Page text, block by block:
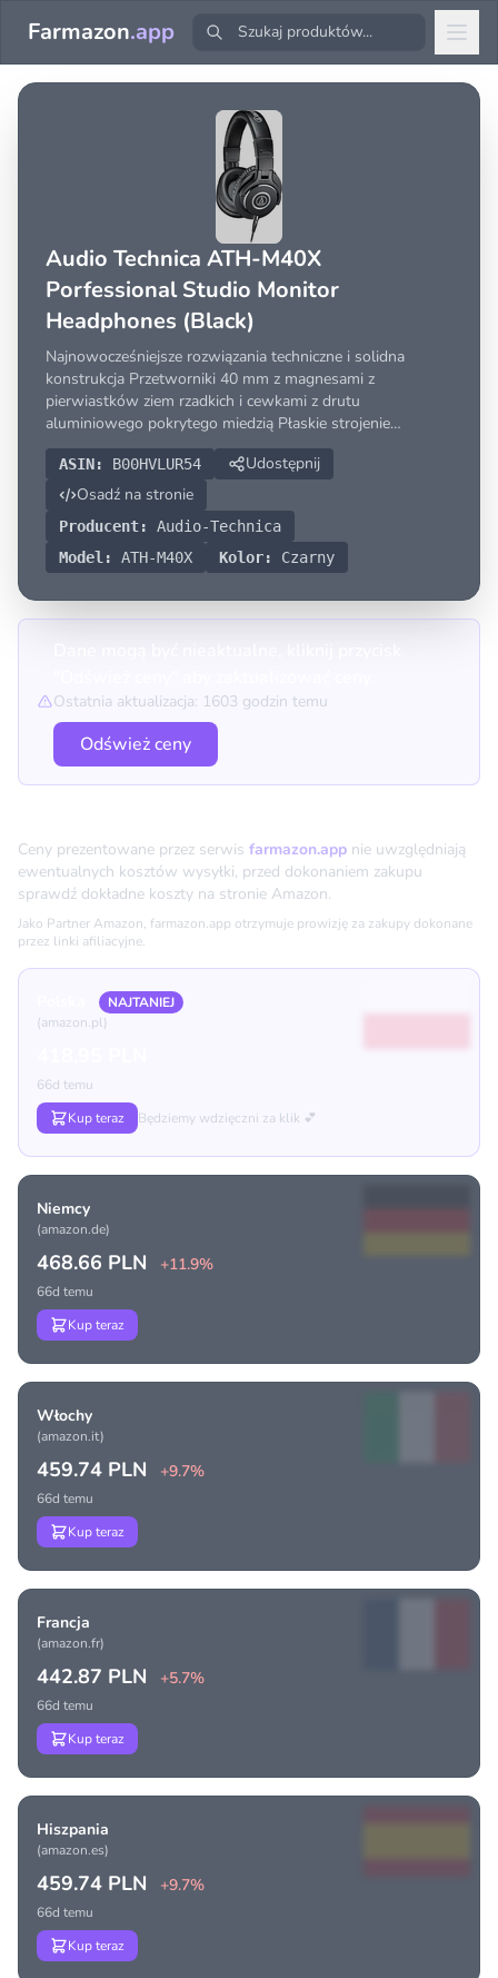
Farmazon.app
Audio Technica ATH-M40X
Porfessional Studio Monitor
Headphones (Black)
Najnowocześniejsze rozwiązania techniczne i solidna
konstrukcja Przetworniki 40 mm z magnesami z
pierwiastków ziem rzadkich i cewkami z drutu
aluminiowego pokrytego miedzią Płaskie strojenie
zapewnia
ASIN: B00HVLUR54
Udostępnij
Osadź na stronie
Producent:
Audio-Technica
Model:
ATH-M40X Kolor: Czarny
Ostatnia aktualizacja: 1603 godzin temu
Odśwież ceny
Ceny prezentowane przez serwis farmazon.app nie uwzględniają
ewentualnych kosztów wysyłki, przed dokonaniem zakupu
sprawdź dokładne koszty na stronie Amazon.
Jako Partner Amazon, farmazon.app otrzymuje prowizję za zakupy dokonane
przez linki afiliacyjne.
NAJTANIEJ
(amazon.pl)
66d temu
Kup teraz
Będziemy wdzięczni za klik 💕
Niemcy
(amazon.de)
468.66 PLN +11.9%
66d temu
Kup teraz
Włochy
(amazon.it)
459.74 PLN +9.7%
66d temu
Kup teraz
Francja
(amazon.fr)
442.87 PLN +5.7%
66d temu
Kup teraz
Hiszpania
(amazon.es)
459.74 PLN +9.7%
66d temu
Kup teraz